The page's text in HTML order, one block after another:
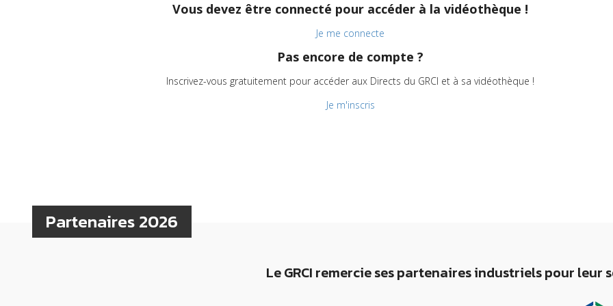
Vous devez être connecté pour accéder à la vidéothèque !
Je me connecte
Pas encore de compte ?
Inscrivez-vous gratuitement pour accéder aux Directs du GRCI et à sa vidéothèque !
Je m'inscris
Partenaires 2026
Le GRCI remercie ses partenaires industriels pour leur